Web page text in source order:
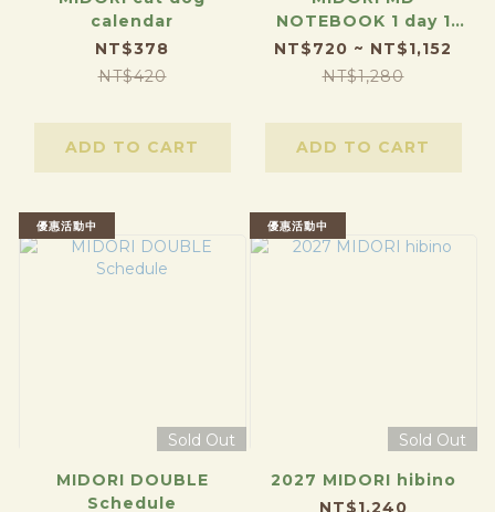
calendar
NT$378
NT$420
ADD TO CART
NOTEBOOK 1 day 1
page
NT$720 ~ NT$1,152
NT$1,280
ADD TO CART
優惠活動中
Sold Out
MIDORI DOUBLE
Schedule
優惠活動中
Sold Out
2027 MIDORI hibino
NT$1,240